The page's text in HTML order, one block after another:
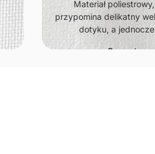
Materiał
przypomina delikatny
dotyku, a